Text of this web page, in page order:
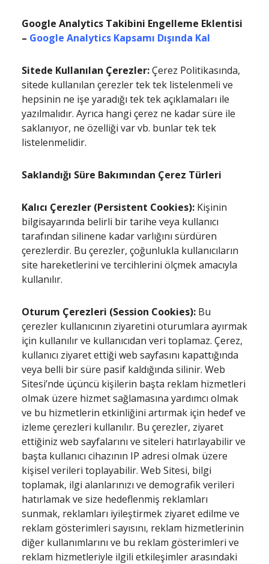
Google Analytics Takibini Engelleme Eklentisi
– Google Analytics Kapsamı Dışında Kal
Sitede Kullanılan Çerezler:Çerez Politikasında,
sitede kullanılan çerezler tek tek listelenmeli ve
hepsinin ne işe yaradığı tek tek açıklamaları ile
yazılmalıdır. Ayrıca hangi çerez ne kadar süre ile
saklanıyor, ne özelliği var vb. bunlar tek tek
listelenmelidir.
Saklandığı Süre Bakımından Çerez Türleri
Kalıcı Çerezler (Persistent Cookies): Kişinin
bilgisayarında belirli bir tarihe veya kullanıcı
tarafından silinene kadar varlığını sürdüren
çerezlerdir. Bu çerezler, çoğunlukla kullanıcıların
site hareketlerini ve tercihlerini ölçmek amacıyla
kullanılır.
Oturum Çerezleri (Session Cookies): Bu
çerezler kullanıcının ziyaretini oturumlara ayırmak
için kullanılır ve kullanıcıdan veri toplamaz. Çerez,
kullanıcı ziyaret ettiği web sayfasını kapattığında
veya belli bir süre pasif kaldığında silinir. Web
Sitesi’nde üçüncü kişilerin başta reklam hizmetleri
olmak üzere hizmet sağlamasına yardımcı olmak
ve bu hizmetlerin etkinliğini artırmak için hedef ve
izleme çerezleri kullanılır. Bu çerezler, ziyaret
ettiğiniz web sayfalarını ve siteleri hatırlayabilir ve
başta kullanıcı cihazının IP adresi olmak üzere
kişisel verileri toplayabilir. Web Sitesi, bilgi
toplamak, ilgi alanlarınızı ve demografik verileri
hatırlamak ve size hedeflenmiş reklamları
sunmak, reklamları iyileştirmek ziyaret edilme ve
reklam gösterimleri sayısını, reklam hizmetlerinin
diğer kullanımlarını ve bu reklam gösterimleri ve
reklam hizmetleriyle ilgili etkileşimler arasındaki